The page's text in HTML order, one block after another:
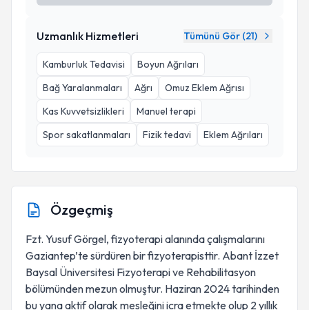
Uzmanlık Hizmetleri Tümünü Gör (21)
Kamburluk Tedavisi
Boyun Ağrıları
Bağ Yaralanmaları
Ağrı
Omuz Eklem Ağrısı
Kas Kuvvetsizlikleri
Manuel terapi
Spor sakatlanmaları
Fizik tedavi Eklem Ağrıları
Özgeçmiş
Fzt. Yusuf Görgel, fizyoterapi alanında çalışmalarını
Gaziantep’te sürdüren bir fizyoterapisttir. Abant İzzet
Baysal Üniversitesi Fizyoterapi ve Rehabilitasyon
bölümünden mezun olmuştur. Haziran 2024 tarihinden
bu yana aktif olarak mesleğini icra etmekte olup 2 yıllık